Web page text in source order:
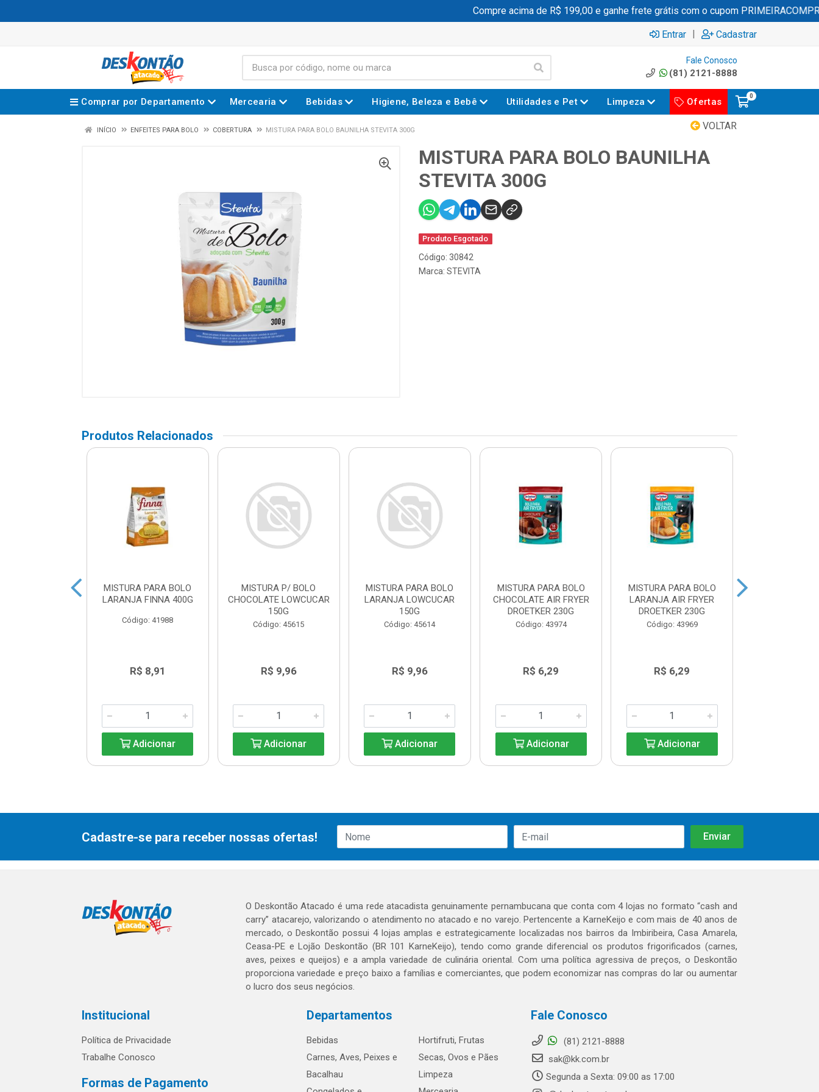
Compre acima de R$ 199,00 e ganhe frete grátis com o cupom PRIMEIRACOMPRA
Entrar | Cadastrar
Fale Conosco
(81) 2121-8888
Comprar por Departamento Mercearia Bebidas Higiene, Beleza e Bebê Utilidades e Pet Limpeza Ofertas
0
VOLTAR
INÍCIO ENFEITES PARA BOLO COBERTURA MISTURA PARA BOLO BAUNILHA STEVITA 300G
MISTURA PARA BOLO BAUNILHA
STEVITA 300G
Produto Esgotado
Código: 30842
Marca: STEVITA
Produtos Relacionados
MISTURA PARA BOLO
LARANJA FINNA 400G
Código: 41988
R$ 8,91
Adicionar
MISTURA P/ BOLO
CHOCOLATE LOWCUCAR
150G
Código: 45615
R$ 9,96
Adicionar
MISTURA PARA BOLO
LARANJA LOWCUCAR
150G
Código: 45614
R$ 9,96
Adicionar
MISTURA PARA BOLO
CHOCOLATE AIR FRYER
DROETKER 230G
Código: 43974
R$ 6,29
Adicionar
MISTURA PARA BOLO
LARANJA AIR FRYER
DROETKER 230G
Código: 43969
R$ 6,29
Adicionar
Cadastre-se para receber nossas ofertas!
O Deskontão Atacado é uma rede atacadista genuinamente pernambucana que conta com 4 lojas no formato “cash and
carry” atacarejo, valorizando o atendimento no atacado e no varejo. Pertencente a KarneKeijo e com mais de 40 anos de
mercado, o Deskontão possui 4 lojas amplas e estrategicamente localizadas nos bairros da Imbiribeira, Casa Amarela,
Ceasa-PE e Lojão Deskontão (BR 101 KarneKeijo), tendo como grande diferencial os produtos frigorificados (carnes,
aves, peixes e queijos) e a ampla variedade de culinária oriental. Com uma política agressiva de preços, o Deskontão
proporciona variedade e preço baixo a famílias e comerciantes, que podem economizar nas compras do lar ou aumentar
o lucro dos seus negócios.
Institucional
Política de Privacidade
Trabalhe Conosco
Formas de Pagamento
Departamentos
Bebidas
Carnes, Aves, Peixes e
Bacalhau
Hortifruti, Frutas
Secas, Ovos e Pães
Limpeza
Fale Conosco
(81) 2121-8888
sak@kk.com.br
Segunda a Sexta: 09:00 as 17:00